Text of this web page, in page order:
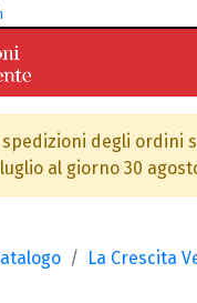
spedizioni degli ordini
al giorno 30
La Crescita